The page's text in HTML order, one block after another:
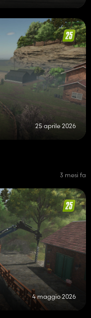
25 aprile 2026
3 mesi fa
4 maggio 2026